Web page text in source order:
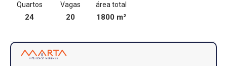
Quartos
24
Vagas
20
área total
1800 m²